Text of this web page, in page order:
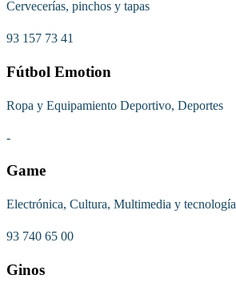
Cervecerías, pinchos y tapas
93 157 73 41
Fútbol Emotion
Ropa y Equipamiento Deportivo, Deportes
-
Game
Electrónica, Cultura, Multimedia y tecnología
93 740 65 00
Ginos